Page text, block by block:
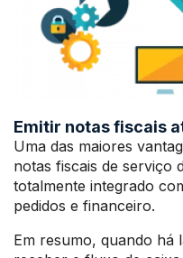
Emitir notas fiscais
Uma das maiores
notas fiscais de serviço
totalmente integrado
pedidos e financeiro.
Em resumo, quando há